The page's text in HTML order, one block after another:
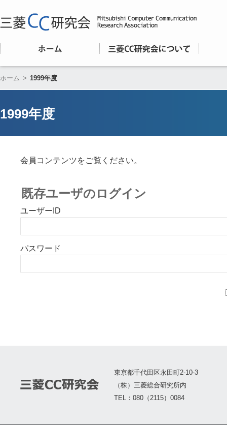
ホーム > 1999年度
1999年度
会員コンテンツをご覧ください。
既存ユーザのログイン
ユーザーID
パスワード
東京都千代田区永田町2-10-3
（株）三菱総合研究所内
TEL：080（2115）0084